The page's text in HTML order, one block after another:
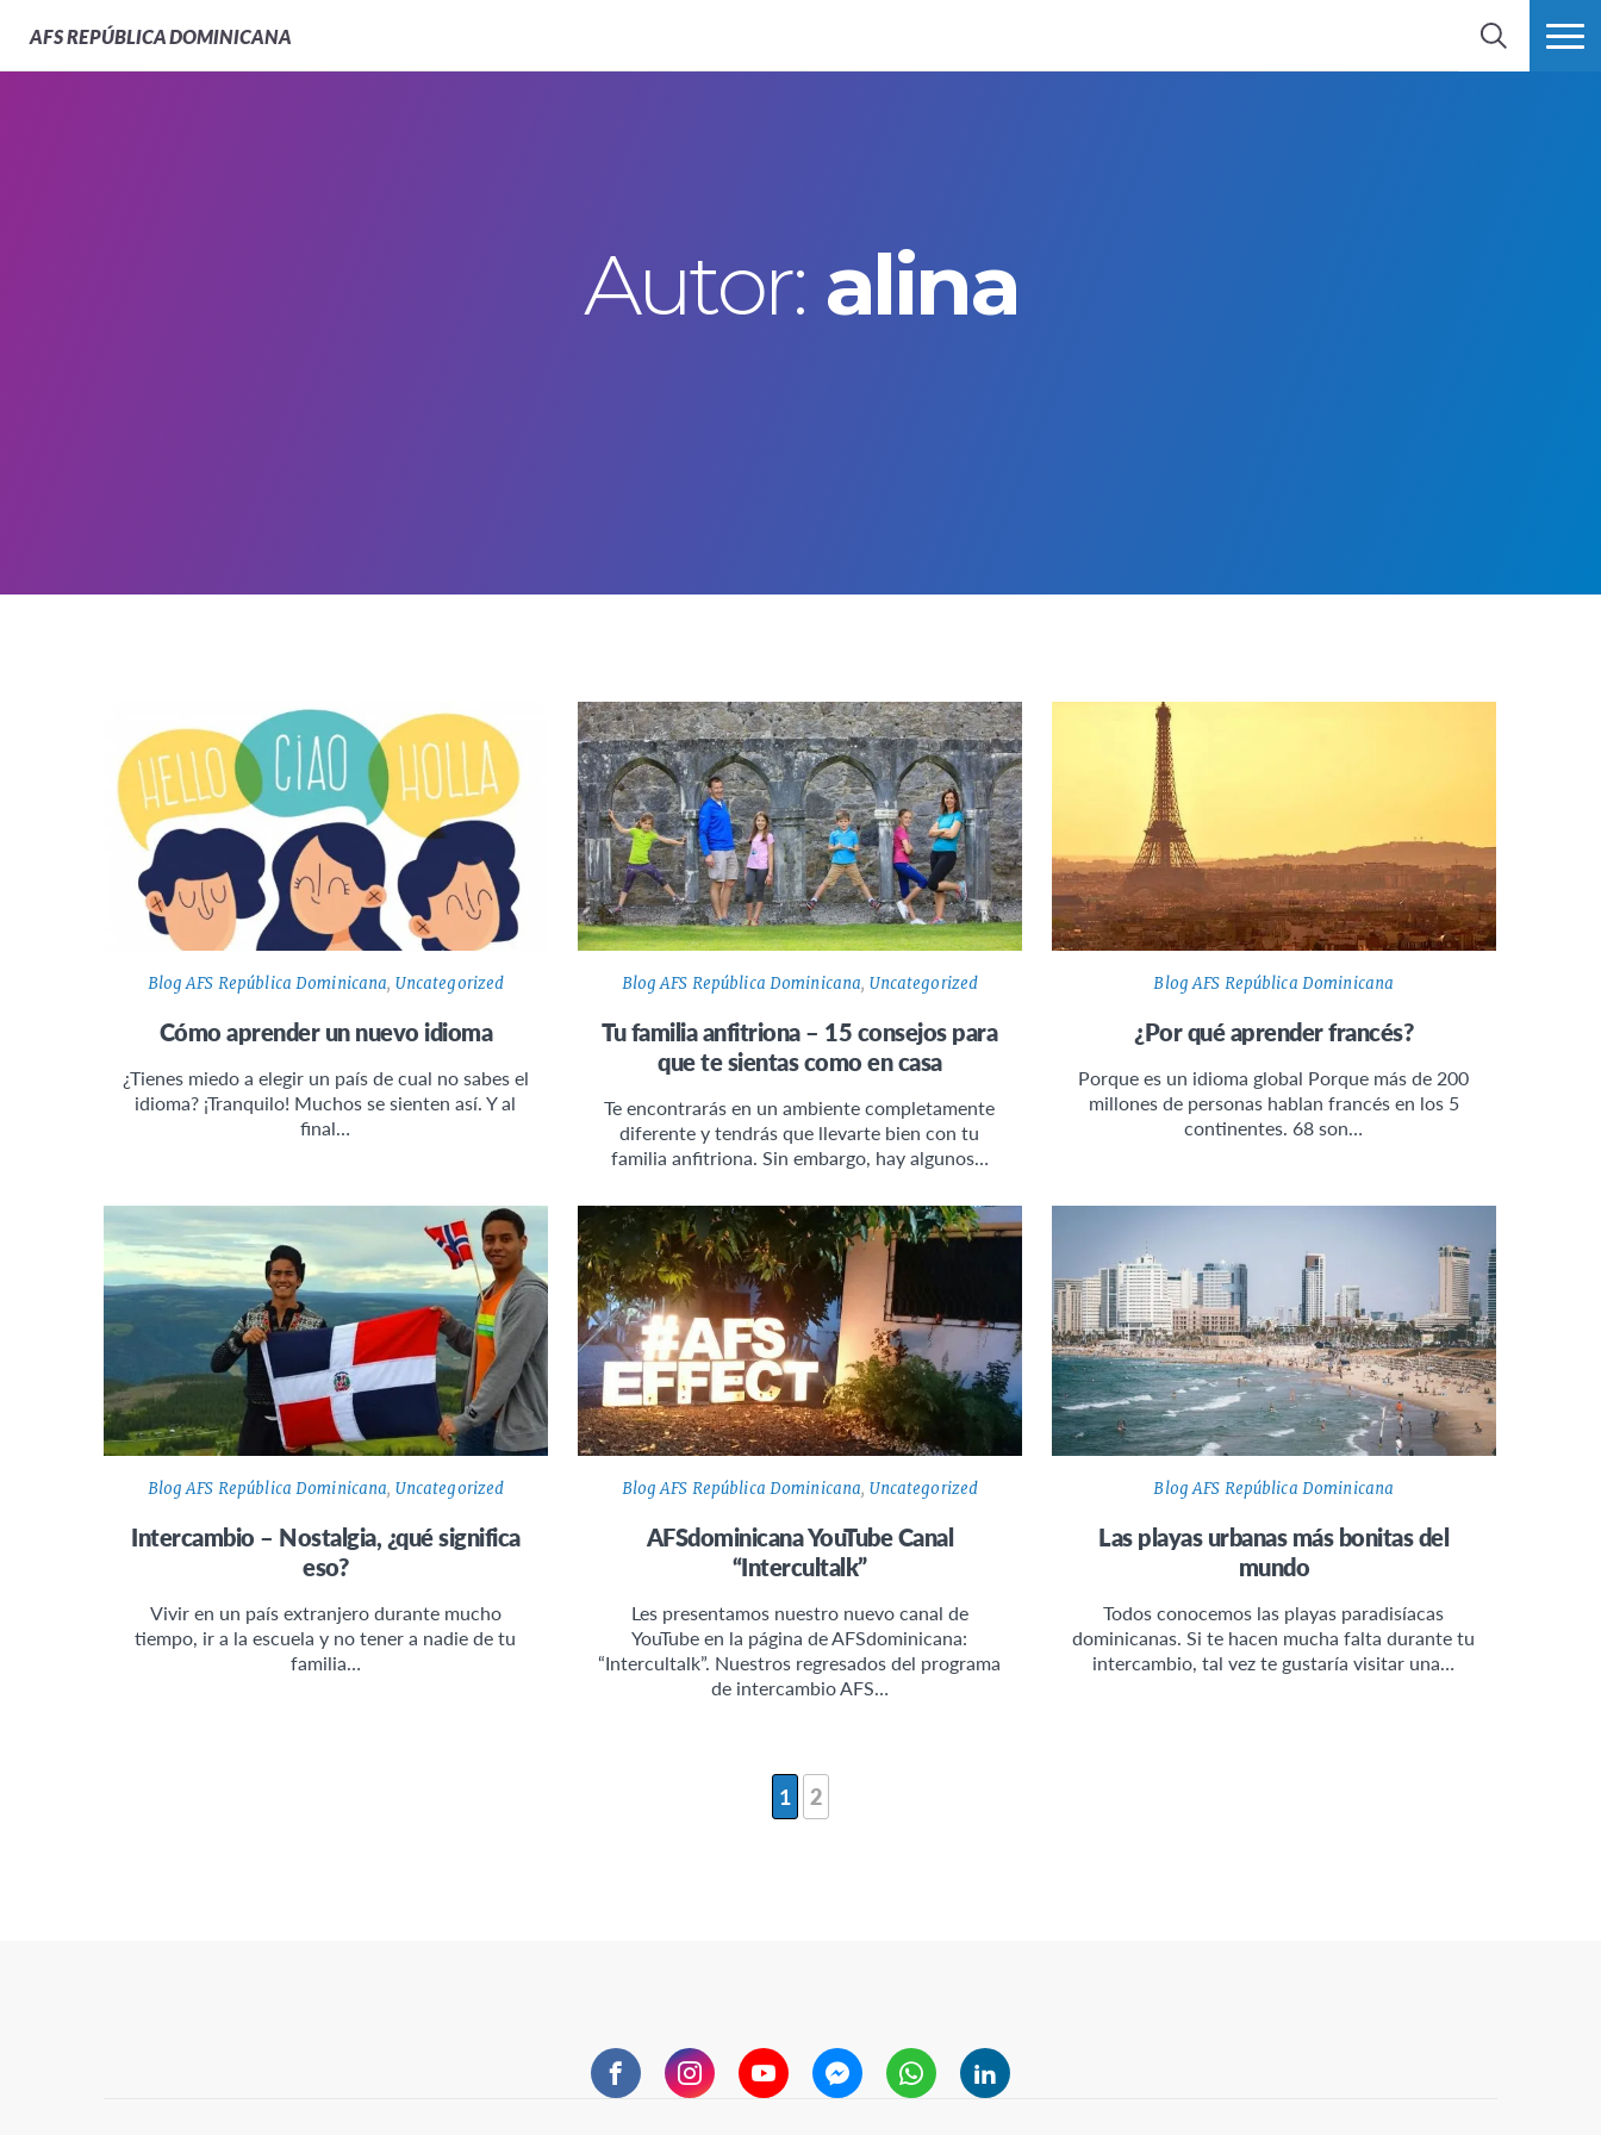
AFSREPÚBLICA DOMINICANA
BUSCAR
Autor: alina
Blog AFS República Dominicana, Uncategorized
Cómo aprender un nuevo idioma
¿Tienes miedo a elegir un país de cual no sabes el
idioma? ¡Tranquilo! Muchos se sienten así. Y al
final…
Blog AFS República Dominicana, Uncategorized
Tu familia anfitriona – 15 consejos para
que te sientas como en casa
Te encontrarás en un ambiente completamente
diferente y tendrás que llevarte bien con tu
familia anfitriona. Sin embargo, hay algunos…
Blog AFS República Dominicana
¿Por qué aprender francés?
Porque es un idioma global Porque más de 200
millones de personas hablan francés en los 5
continentes. 68 son…
Blog AFS República Dominicana, Uncategorized
Intercambio – Nostalgia, ¿qué significa
eso?
Vivir en un país extranjero durante mucho
tiempo, ir a la escuela y no tener a nadie de tu
familia…
Blog AFS República Dominicana, Uncategorized
AFSdominicana YouTube Canal
“Intercultalk”
Les presentamos nuestro nuevo canal de
YouTube en la página de AFSdominicana:
“Intercultalk”. Nuestros regresados del programa
de intercambio AFS…
Blog AFS República Dominicana
Las playas urbanas más bonitas del
mundo
Todos conocemos las playas paradisíacas
dominicanas. Si te hacen mucha falta durante tu
intercambio, tal vez te gustaría visitar una…
1 2
FacebookInstagramYouTubeMessengerWhatsAppLinkedIn